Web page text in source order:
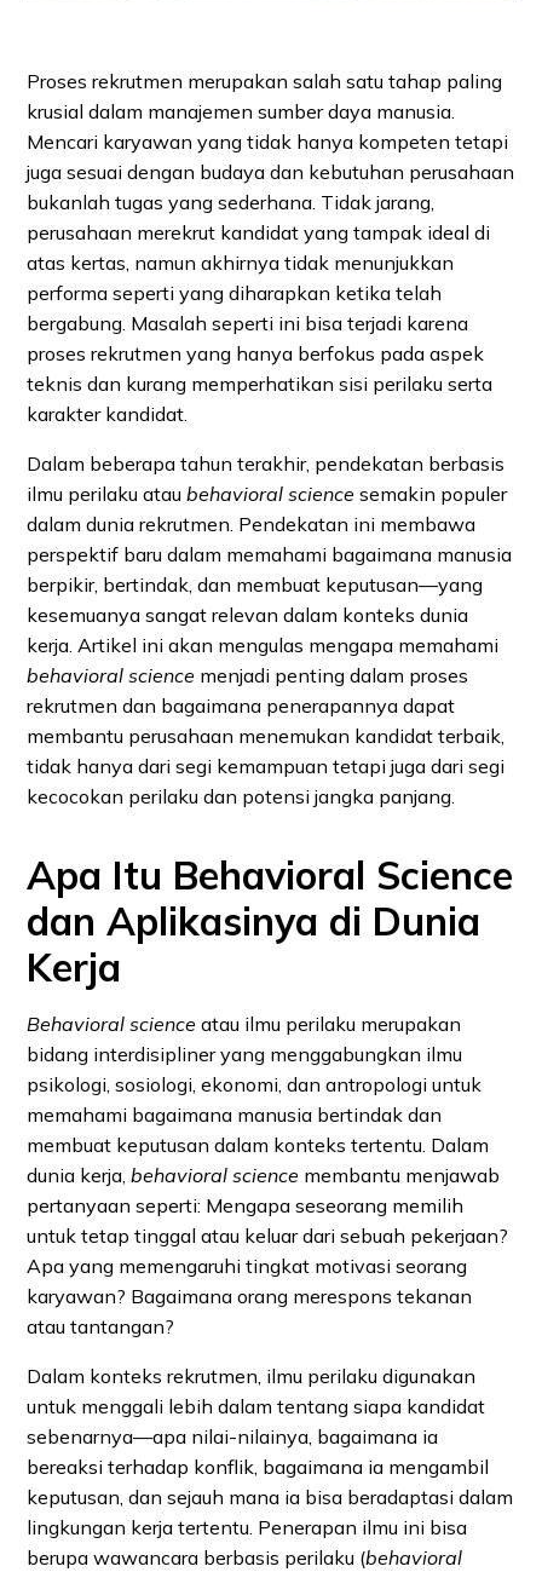
Proses rekrutmen merupakan salah satu tahap paling
krusial dalam manajemen sumber daya manusia.
Mencari karyawan yang tidak hanya kompeten tetapi
juga sesuai dengan budaya dan kebutuhan perusahaan
bukanlah tugas yang sederhana. Tidak jarang,
perusahaan merekrut kandidat yang tampak ideal di
atas kertas, namun akhirnya tidak menunjukkan
performa seperti yang diharapkan ketika telah
bergabung. Masalah seperti ini bisa terjadi karena
proses rekrutmen yang hanya berfokus pada aspek
teknis dan kurang memperhatikan sisi perilaku serta
karakter kandidat.
Dalam beberapa tahun terakhir, pendekatan berbasis
ilmu perilaku ataubehavioral science semakin populer
dalam dunia rekrutmen. Pendekatan ini membawa
perspektif baru dalam memahami bagaimana manusia
berpikir, bertindak, dan membuat keputusan—yang
kesemuanya sangat relevan dalam konteks dunia
kerja. Artikel ini akan mengulas mengapa memahami
behavioral science menjadi penting dalam proses
rekrutmen dan bagaimana penerapannya dapat
membantu perusahaan menemukan kandidat terbaik,
tidak hanya dari segi kemampuan tetapi juga dari segi
kecocokan perilaku dan potensi jangka panjang.
Apa Itu Behavioral Science
dan Aplikasinya di Dunia
Kerja
Behavioral science atau ilmu perilaku merupakan
bidang interdisipliner yang menggabungkan ilmu
psikologi, sosiologi, ekonomi, dan antropologi untuk
memahami bagaimana manusia bertindak dan
membuat keputusan dalam konteks tertentu. Dalam
dunia kerja,behavioral science membantu menjawab
pertanyaan seperti: Mengapa seseorang memilih
untuk tetap tinggal atau keluar dari sebuah pekerjaan?
Apa yang memengaruhi tingkat motivasi seorang
karyawan? Bagaimana orang merespons tekanan
atau tantangan?
Dalam konteks rekrutmen, ilmu perilaku digunakan
untuk menggali lebih dalam tentang siapa kandidat
sebenarnya—apa nilai-nilainya, bagaimana ia
bereaksi terhadap konflik, bagaimana ia mengambil
keputusan, dan sejauh mana ia bisa beradaptasi dalam
lingkungan kerja tertentu. Penerapan ilmu ini bisa
berupa wawancara berbasis perilaku (behavioral